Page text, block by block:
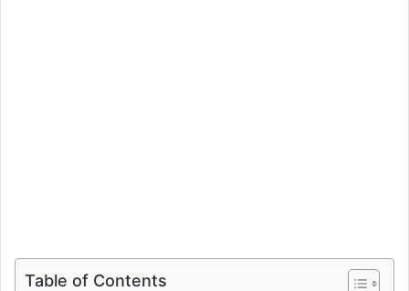
Table of Contents